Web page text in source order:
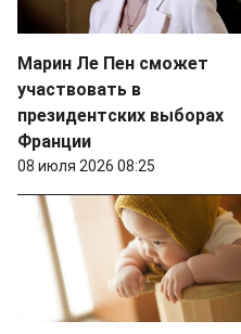
Марин Ле Пен сможет
участвовать в
президентских выборах
Франции
08 июля 2026 08:25